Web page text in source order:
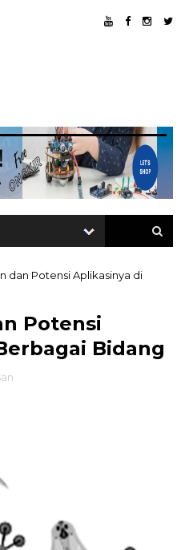
dan Potensi Aplikasinya di
Potensi
Bidang